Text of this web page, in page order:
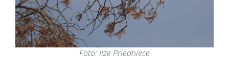
Foto: Ilze Priedniece